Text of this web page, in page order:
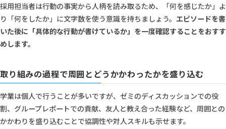
採用担当者は行動の事実から人柄を読み取るため、「何を感じたか」よ
り「何をしたか」に文字数を使う意識を持ちましょう。 エピソードを書
いた後に「具体的な行動が書けているか」を一度確認することをおすす
めします。
取り組みの過程で周囲とどうかかわったかを盛り込む
学業は個人で行うことが多いですが、ゼミのディスカッションでの役
割、グループレポートでの貢献、友人と教え合った経験など、周囲との
かかわりを盛り込むことで協調性や対人スキルも示せます。